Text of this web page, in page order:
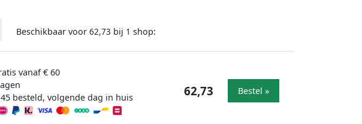
Beschikbaar voor 62,73 bij 1 shop:
vanaf € 60
besteld, volgende dag in huis
62,73 Bestel »